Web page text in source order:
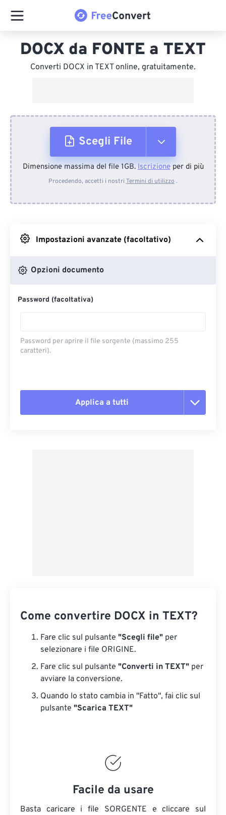
DOCX da FONTE a TEXT
Converti DOCX in TEXT online, gratuitamente.
Scegli File
Dal dispositivo
Da Google Drive
Dimensione massima del file 1GB.Iscrizioneper di più
Procedendo, accetti i nostri Termini di utilizzo .
Impostazioni avanzate (facoltativo)
Opzioni documento
Password (facoltativa)
Password per aprire il file sorgente (massimo 255
caratteri).
Applica a tutti
Come convertire DOCX in TEXT?
Fare clic sul pulsante "Scegli file" per
selezionare i file ORIGINE.
Fare clic sul pulsante "Converti in TEXT" per
avviare la conversione.
Quando lo stato cambia in "Fatto", fai clic sul
pulsante "Scarica TEXT"
Facile da usare
Basta caricare i file SORGENTE e cliccare sul